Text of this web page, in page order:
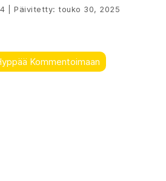
Päivitetty:touko 30, 2025
Kommentoimaan